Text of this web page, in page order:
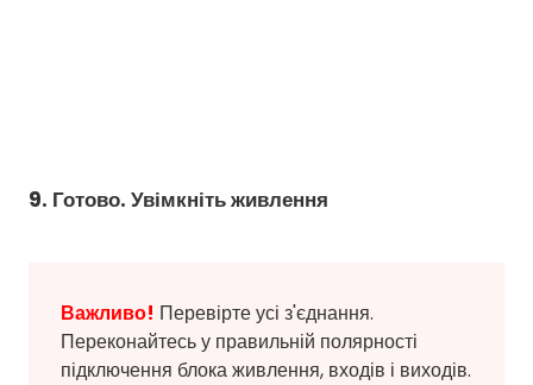
9. Готово. Увімкніть живлення
Важливо! Перевірте усі з'єднання.
Переконайтесь у правильній полярності
підключення блока живлення, входів і виходів.